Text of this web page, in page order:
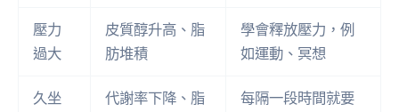
壓力
過大
皮質醇升高、脂
肪堆積
學會釋放壓力，例
如運動、冥想
久坐
代謝率下降、脂
每隔一段時間就要